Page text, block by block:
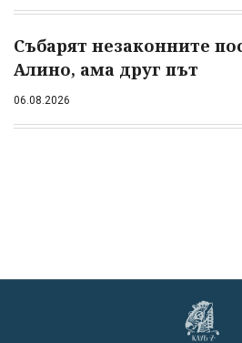
Събарят незаконните
Алино, ама друг път
06.08.2026